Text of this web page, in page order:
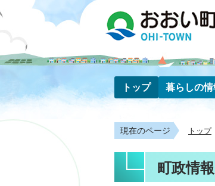
トップ 暮らしの情
現在のページ トップ
町政情報